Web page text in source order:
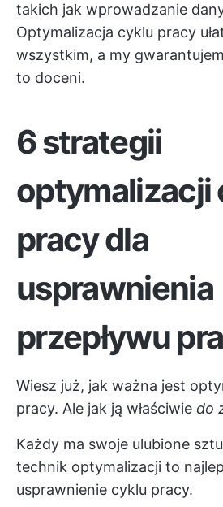
takich jak wprowadzanie
Optymalizacja cyklu pracy
wszystkim, a my
to doceni.
6 strategii
optymalizacji
pracy dla
usprawnienia
przepływu
Wiesz już, jak ważna jest
pracy. Ale jak ją właściwie do
Każdy ma swoje ulubione
technik optymalizacji to
usprawnienie cyklu pracy.